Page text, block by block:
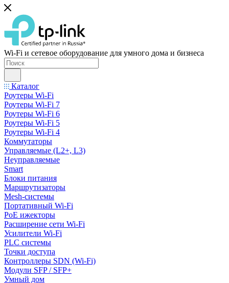
Wi-Fi и сетевое оборудование для умного дома и бизнеса
Каталог
Роутеры Wi-Fi
Роутеры Wi-Fi 7
Роутеры Wi-Fi 6
Роутеры Wi-Fi 5
Роутеры Wi-Fi 4
Коммутаторы
Управляемые (L2+, L3)
Неуправляемые
Smart
Блоки питания
Маршрутизаторы
Mesh-системы
Портативный Wi-Fi
PoE ижекторы
Расширение сети Wi‑Fi
Усилители Wi-Fi
PLC системы
Точки доступа
Контроллеры SDN (Wi-Fi)
Модули SFP / SFP+
Умный дом